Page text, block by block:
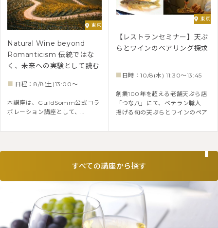
ーネゴシアン、シャトー・ラフィ
ットのアンバサダーを務めた竹村
氏が、D2・D3試験対策にも役立
つ視点で分かりやすく解説しま
す。
東京
Natural Wine beyond
Romanticism 伝統ではな
く、未来への実験として読む
■ 日程：8/8(土)13:00～
本講座は、GuildSomm公式コラ
ボレーション講座として、
Wine beyond Romanticism” を
や「昔ながらのワイン」として語
意識、倫理、市場、飲み方の変化
など、現代ワインを理解するうえ
で重要な論点が深く入り込んでい
ます。
東京
【レストランセミナー】天ぷ
らとワインのペアリング探求
■ 日時：10/8(木) 11:30～13:45
創業100年を超える老舗天ぷら店
「つな八」にて、ベテラン職人が
揚げる旬の天ぷらとワインのペア
ブルゴーニュ地方のスパークリン
後は、シャブリ、ロゼ、そしてピ
ノ・ノワールとともに、天ぷらと
のマリアージュをご堪能くださ
すべての講座から探す